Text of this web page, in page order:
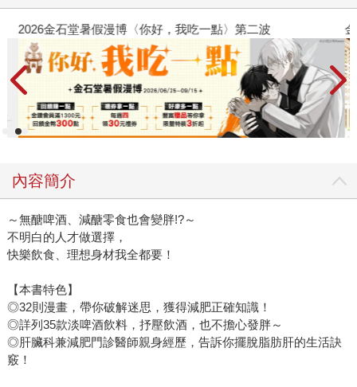
2026金石堂暑假漫博〈你好，我吃一點〉第二波
內容簡介
～無醣啤酒、減醣零食也會變胖!?～
不明白的人才做選擇，
快樂飲食、理想身材我全都要！
【本書特色】
◎32則漫畫，帶你破解迷思，獲得減肥正確知識！
◎詳列35款淡啤酒飲料，抒壓飲酒，也不擔心發胖～
◎肝臟科兼減肥門診醫師親身經歷，告訴你擺脫脂肪肝的生活訣
竅！